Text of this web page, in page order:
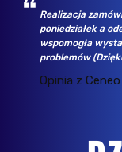
Realizacja
poniedziałek a
wspomogła
problemów
Opinia z Ceneo